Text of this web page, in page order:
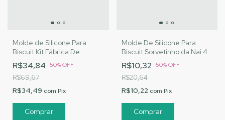
Molde de Silicone Para
Biscuit Kit Fábrica De
Sorvete da Nai - MJ
Artesanatos |Cód. 2850
R$34,84 -50%OFF
R$69,67
R$34,49 com Pix
Molde De Silicone Para
Biscuit Sorvetinho da Nai 4 -
MJ Artesanatos |Cód. 2807
R$10,32 -50%OFF
R$20,64
R$10,22 com Pix